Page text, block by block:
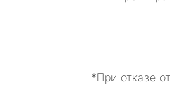
*При отказе